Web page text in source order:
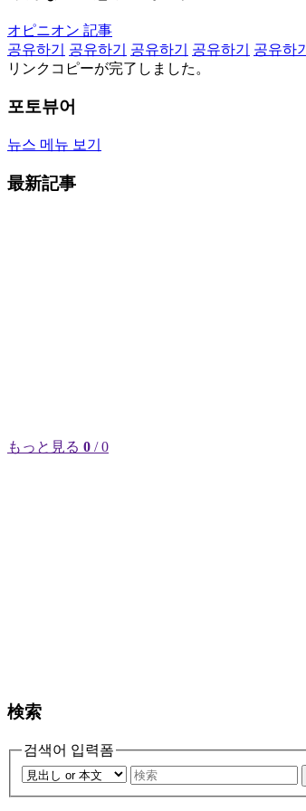
オピニオン 記事
공유하기
공유하기 공유하기 공유하기
공유하기
リンクコピーが完了しました。
포토뷰어
뉴스 메뉴 보기
最新記事
もっと見る 0 / 0
検索
검색어 입력폼